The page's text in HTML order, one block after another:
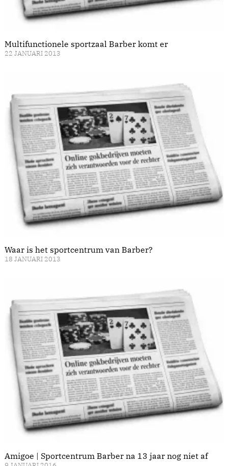
Multifunctionele sportzaal Barber komt er
22 JANUARI 2013
Waar is het sportcentrum van Barber?
18 JANUARI 2013
Amigoe | Sportcentrum Barber na 13 jaar nog niet af